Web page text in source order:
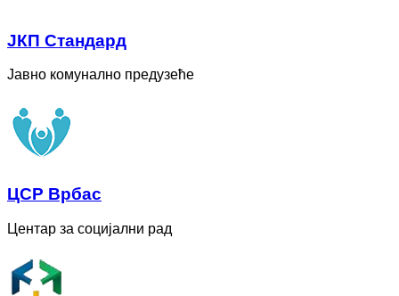
ЈКП Стандард
Јавно комунално предузеће
ЦСР Врбас
Центар за социјални рад